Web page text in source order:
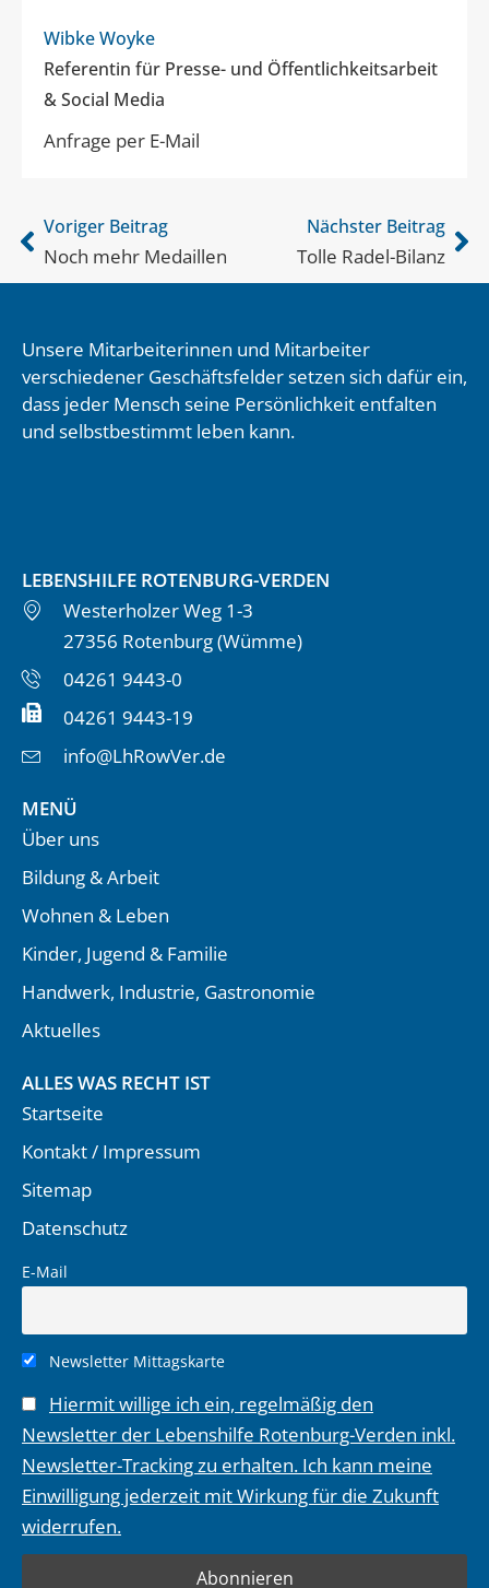
Wibke Woyke
Referentin für Presse- und Öffentlichkeitsarbeit
& Social Media
Anfrage per E-Mail
Voriger Beitrag
Noch mehr Medaillen
Nächster Beitrag
Tolle Radel-Bilanz
Unsere Mitarbeiterinnen und Mitarbeiter
verschiedener Geschäftsfelder setzen sich dafür ein,
dass jeder Mensch seine Persönlichkeit entfalten
und selbstbestimmt leben kann.
LEBENSHILFE ROTENBURG-VERDEN
Westerholzer Weg 1-3
27356 Rotenburg (Wümme)
04261 9443-0
04261 9443-19
info@LhRowVer.de
MENÜ
Über uns
Bildung & Arbeit
Wohnen & Leben
Kinder, Jugend & Familie
Handwerk, Industrie, Gastronomie
Aktuelles
ALLES WAS RECHT IST
Startseite
Kontakt / Impressum
Sitemap
Datenschutz
E-Mail
Newsletter Mittagskarte
Hiermit willige ich ein, regelmäßig den
Newsletter der Lebenshilfe Rotenburg-Verden inkl.
Newsletter-Tracking zu erhalten. Ich kann meine
Einwilligung jederzeit mit Wirkung für die Zukunft
widerrufen.